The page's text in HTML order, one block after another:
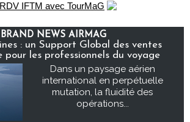
BRAND NEWS AIRMAG
: un Support Global des ventes
pour les professionnels du voyage
Dans un paysage aérien
international en perpétuelle
mutation, la fluidité des
opérations...